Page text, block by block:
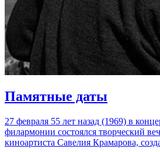
Памятные даты
27 февраля 55 лет назад (1969) в
филармонии состоялся творческий
киноартиста Савелия Крамарова,